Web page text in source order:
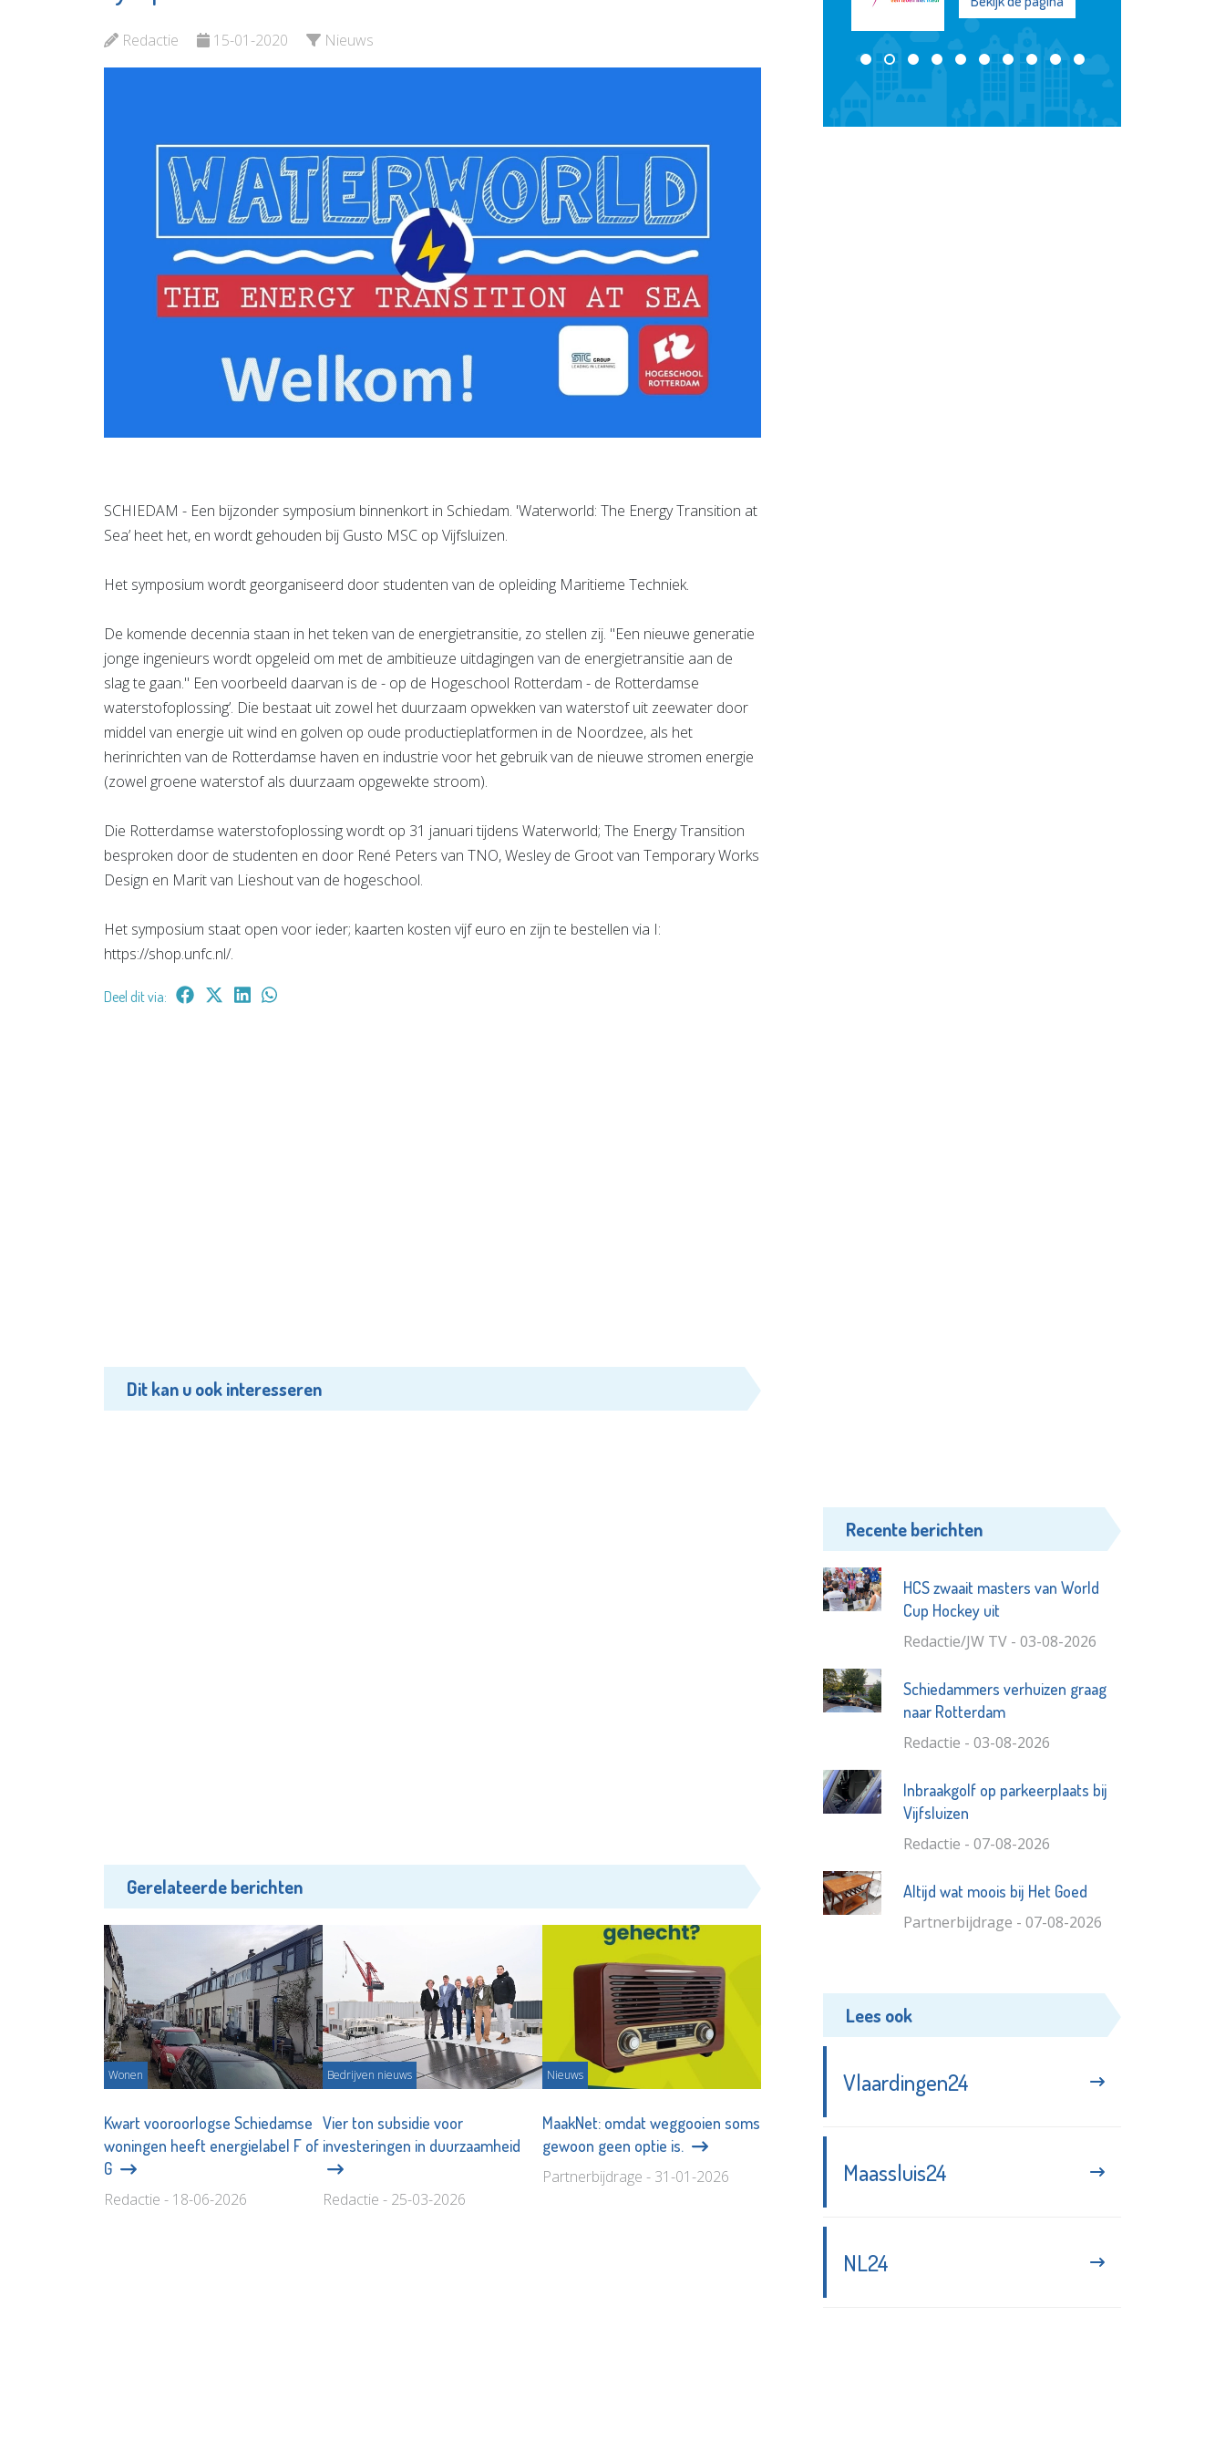
Redactie 15-01-2020 Nieuws
SCHIEDAM - Een bijzonder symposium binnenkort in Schiedam. 'Waterworld: The Energy Transition at
Sea’ heet het, en wordt gehouden bij Gusto MSC op Vijfsluizen.
Het symposium wordt georganiseerd door studenten van de opleiding Maritieme Techniek.
De komende decennia staan in het teken van de energietransitie, zo stellen zij. "Een nieuwe generatie
jonge ingenieurs wordt opgeleid om met de ambitieuze uitdagingen van de energietransitie aan de
slag te gaan." Een voorbeeld daarvan is de - op de Hogeschool Rotterdam - de Rotterdamse
waterstofoplossing’. Die bestaat uit zowel het duurzaam opwekken van waterstof uit zeewater door
middel van energie uit wind en golven op oude productieplatformen in de Noordzee, als het
herinrichten van de Rotterdamse haven en industrie voor het gebruik van de nieuwe stromen energie
(zowel groene waterstof als duurzaam opgewekte stroom).
Die Rotterdamse waterstofoplossing wordt op 31 januari tijdens Waterworld; The Energy Transition
besproken door de studenten en door René Peters van TNO, Wesley de Groot van Temporary Works
Design en Marit van Lieshout van de hogeschool.
Het symposium staat open voor ieder; kaarten kosten vijf euro en zijn te bestellen via I:
https://shop.unfc.nl/.
Deel dit via:
Dit kan u ook interesseren
Gerelateerde berichten
Wonen
Kwart vooroorlogse Schiedamse
woningen heeft energielabel F of
G
Redactie - 18-06-2026
Bedrijven nieuws
Vier ton subsidie voor
investeringen in duurzaamheid
Redactie - 25-03-2026
Nieuws
MaakNet: omdat weggooien soms
gewoon geen optie is.
Partnerbijdrage - 31-01-2026
Bekijk de pagina
Recente berichten
HCS zwaait masters van World
Cup Hockey uit
Redactie/JW TV - 03-08-2026
Schiedammers verhuizen graag
naar Rotterdam
Redactie - 03-08-2026
Inbraakgolf op parkeerplaats bij
Vijfsluizen
Redactie - 07-08-2026
Altijd wat moois bij Het Goed
Partnerbijdrage - 07-08-2026
Lees ook
Vlaardingen24
Maassluis24
NL24